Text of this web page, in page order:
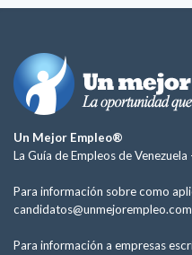
Un Mejor Empleo®
La Guía de Empleos de Venezuela
Para información sobre como
candidatos@unmejorempleo.com
Para información a empresas